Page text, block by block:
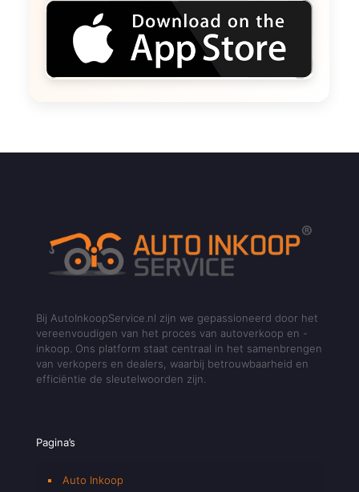
Bij AutoInkoopService.nl zijn we gepassioneerd door het
vereenvoudigen van het proces van autoverkoop en -
inkoop. Ons platform staat centraal in het samenbrengen
van verkopers en dealers, waarbij betrouwbaarheid en
efficiëntie de sleutelwoorden zijn.
Pagina’s
Auto Inkoop